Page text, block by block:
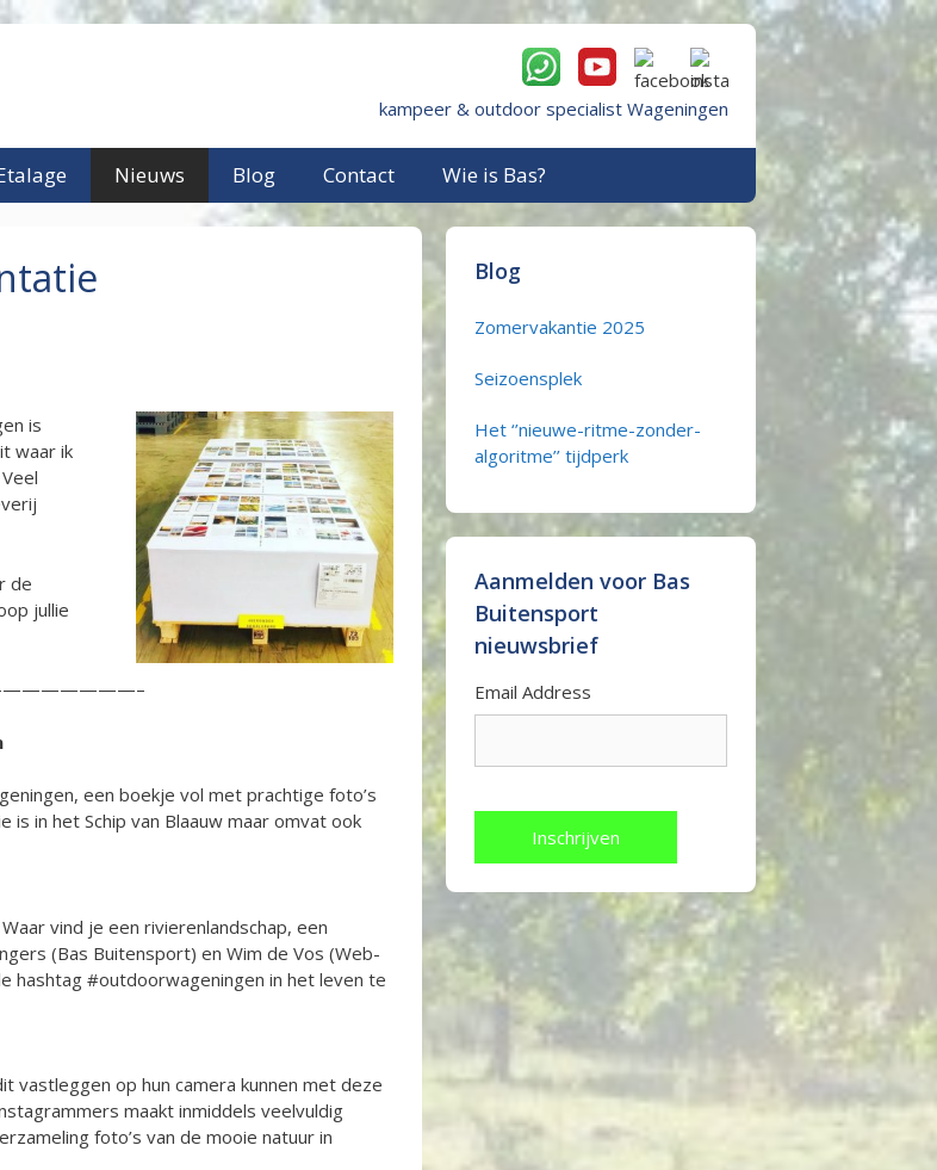
kampeer & outdoor specialist Wageningen
Nieuws Blog Contact Wie is Bas?
is
waar ik
de
jullie
een boekje vol met prachtige foto’s
is in het Schip van Blaauw maar omvat ook
vind je een rivierenlandschap, een
(Bas Buitensport) en Wim de Vos (Web-
hashtag #outdoorwageningen in het leven te
vastleggen op hun camera kunnen met deze
maakt inmiddels veelvuldig
foto’s van de mooie natuur in
Blog
Zomervakantie 2025
Seizoensplek
Het ‘’nieuwe-ritme-zonder-
algoritme’’ tijdperk
Aanmelden voor Bas
Buitensport
nieuwsbrief
Email Address